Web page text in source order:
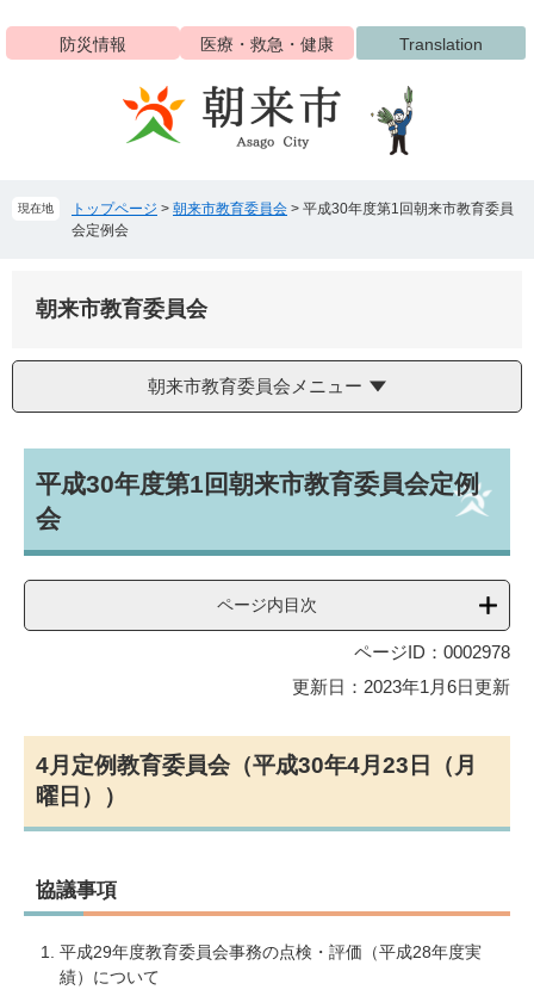
ジ
ュ
防災情報 医療・救急・健康 Translation
現在地 トップページ > 朝来市教育委員会 > 平成30年度第1回朝来市教育委員
会定例会
朝来市教育委員会
朝来市教育委員会メニュー
文平成30年度第1回朝来市教育委員会定例
会
ページ内目次
ページID：0002978
更新日：2023年1月6日更新
4月定例教育委員会（平成30年4月23日（月
曜日））
協議事項
平成29年度教育委員会事務の点検・評価（平成28年度実
績）について